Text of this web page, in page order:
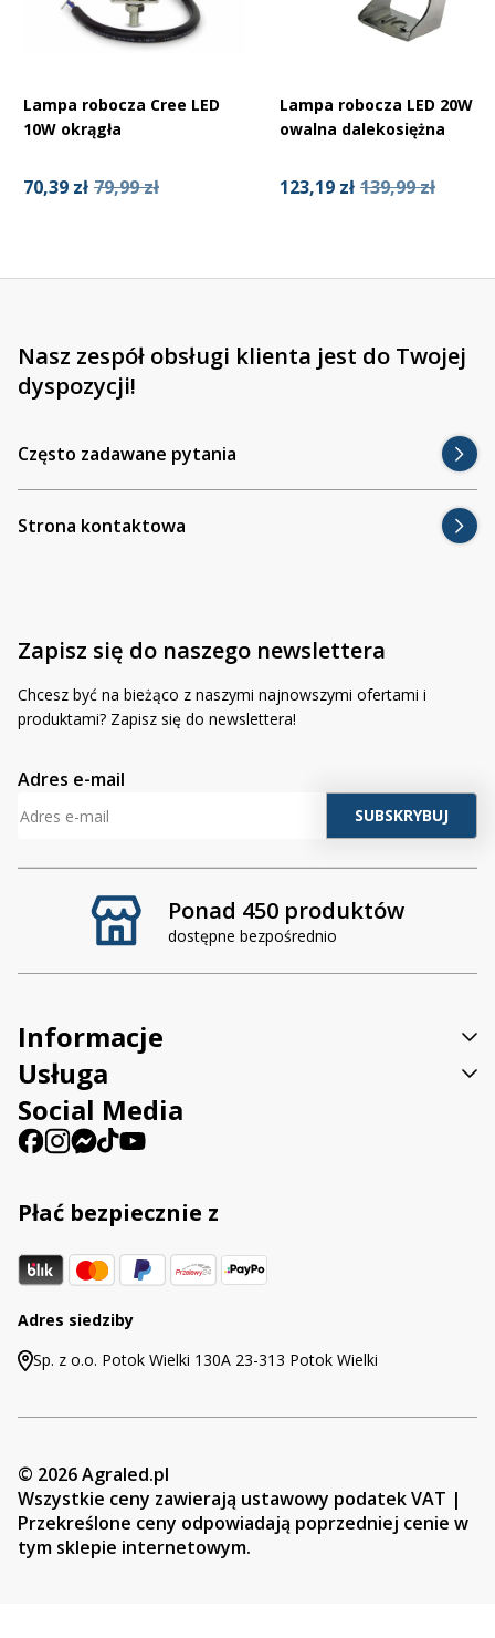
Lampa robocza Cree LED
10W okrągła
70,39 zł 79,99 zł
Lampa robocza LED 20W
owalna dalekosiężna
123,19 zł 139,99 zł
Ponad 450 produktów
dostępne bezpośrednio
Nasz zespół obsługi klienta jest do Twojej
dyspozycji!
Często zadawane pytania
Strona kontaktowa
Zapisz się do naszego newslettera
Chcesz być na bieżąco z naszymi najnowszymi ofertami i
produktami? Zapisz się do newslettera!
Adres e-mail
Informacje
Usługa
Social Media
Płać bezpiecznie z
Adres siedziby
Sp. z o.o. Potok Wielki 130A 23-313 Potok Wielki
© 2026 Agraled.pl
Wszystkie ceny zawierają ustawowy podatek VAT |
Przekreślone ceny odpowiadają poprzedniej cenie w
tym sklepie internetowym.